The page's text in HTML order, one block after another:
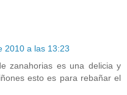
2010 a las 13:23
zanahorias es una delicia y
esto es para rebañar el